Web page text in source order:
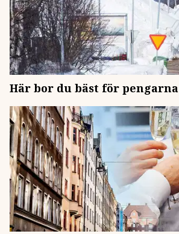
Här bor du bäst för pengarna